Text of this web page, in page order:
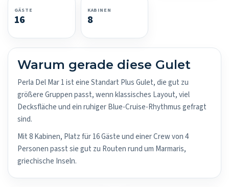
GÄSTE
16
KABINEN
8
Warum gerade diese Gulet
Perla Del Mar 1 ist eine Standart Plus Gulet, die gut zu
größere Gruppen passt, wenn klassisches Layout, viel
Decksfläche und ein ruhiger Blue-Cruise-Rhythmus gefragt
sind.
Mit 8 Kabinen, Platz für 16 Gäste und einer Crew von 4
Personen passt sie gut zu Routen rund um Marmaris,
griechische Inseln.